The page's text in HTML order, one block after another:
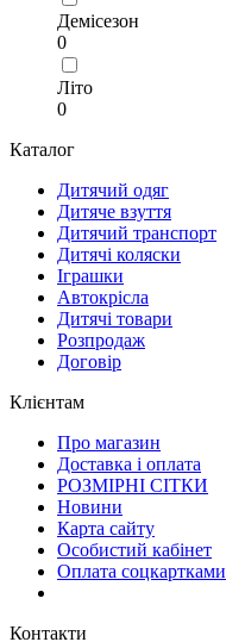
Демісезон
0
Літо
0
Каталог
Дитячий одяг
Дитяче взуття
Дитячий транспорт
Дитячі коляски
Іграшки
Автокрісла
Дитячі товари
Розпродаж
Договір
Клієнтам
Про магазин
Доставка і оплата
РОЗМІРНІ СІТКИ
Новини
Карта сайту
Особистий кабінет
Оплата соцкартками
Контакти